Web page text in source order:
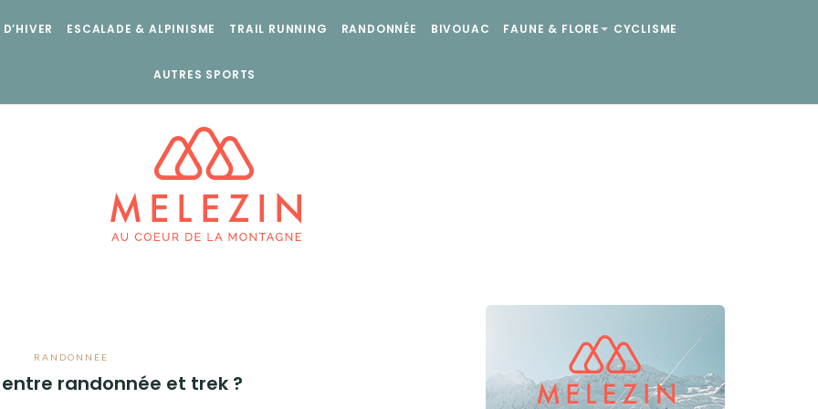
ESCALADE & ALPINISME TRAIL RUNNING RANDONNÉE BIVOUAC FAUNE & FLORE CYCLISME
AUTRES SPORTS
RANDONNÉE
randonnée et trek ?